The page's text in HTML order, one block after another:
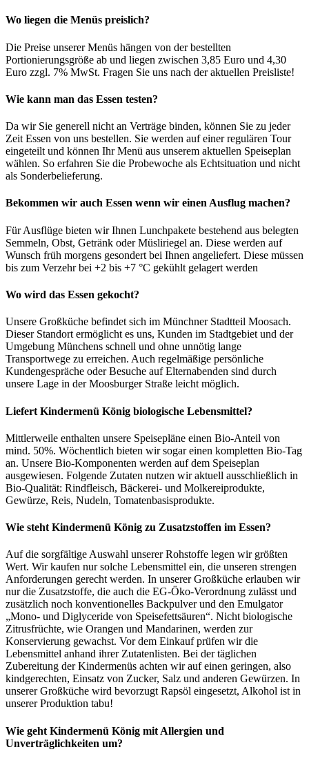
Wo liegen die Menüs preislich?
Die Preise unserer Menüs hängen von der bestellten
Portionierungsgröße ab und liegen zwischen 3,85 Euro und 4,30
Euro zzgl. 7% MwSt. Fragen Sie uns nach der aktuellen Preisliste!
Wie kann man das Essen testen?
Da wir Sie generell nicht an Verträge binden, können Sie zu jeder
Zeit Essen von uns bestellen. Sie werden auf einer regulären Tour
eingeteilt und können Ihr Menü aus unserem aktuellen Speiseplan
wählen. So erfahren Sie die Probewoche als Echtsituation und nicht
als Sonderbelieferung.
Bekommen wir auch Essen wenn wir einen Ausflug machen?
Für Ausflüge bieten wir Ihnen Lunchpakete bestehend aus belegten
Semmeln, Obst, Getränk oder Müsliriegel an. Diese werden auf
Wunsch früh morgens gesondert bei Ihnen angeliefert. Diese müssen
bis zum Verzehr bei +2 bis +7 °C gekühlt gelagert werden
Wo wird das Essen gekocht?
Unsere Großküche befindet sich im Münchner Stadtteil Moosach.
Dieser Standort ermöglicht es uns, Kunden im Stadtgebiet und der
Umgebung Münchens schnell und ohne unnötig lange
Transportwege zu erreichen. Auch regelmäßige persönliche
Kundengespräche oder Besuche auf Elternabenden sind durch
unsere Lage in der Moosburger Straße leicht möglich.
Liefert Kindermenü König biologische Lebensmittel?
Mittlerweile enthalten unsere Speisepläne einen Bio-Anteil von
mind. 50%. Wöchentlich bieten wir sogar einen kompletten Bio-Tag
an. Unsere Bio-Komponenten werden auf dem Speiseplan
ausgewiesen. Folgende Zutaten nutzen wir aktuell ausschließlich in
Bio-Qualität: Rindfleisch, Bäckerei- und Molkereiprodukte,
Gewürze, Reis, Nudeln, Tomatenbasisprodukte.
Wie steht Kindermenü König zu Zusatzstoffen im Essen?
Auf die sorgfältige Auswahl unserer Rohstoffe legen wir größten
Wert. Wir kaufen nur solche Lebensmittel ein, die unseren strengen
Anforderungen gerecht werden. In unserer Großküche erlauben wir
nur die Zusatzstoffe, die auch die EG-Öko-Verordnung zulässt und
zusätzlich noch konventionelles Backpulver und den Emulgator
„Mono- und Diglyceride von Speisefettsäuren“. Nicht biologische
Zitrusfrüchte, wie Orangen und Mandarinen, werden zur
Konservierung gewachst. Vor dem Einkauf prüfen wir die
Lebensmittel anhand ihrer Zutatenlisten. Bei der täglichen
Zubereitung der Kindermenüs achten wir auf einen geringen, also
kindgerechten, Einsatz von Zucker, Salz und anderen Gewürzen. In
unserer Großküche wird bevorzugt Rapsöl eingesetzt, Alkohol ist in
unserer Produktion tabu!
Wie geht Kindermenü König mit Allergien und
Unverträglichkeiten um?